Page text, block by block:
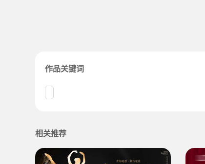
作品关键词
相关推荐